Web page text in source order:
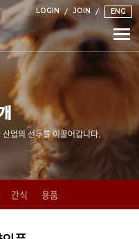
LOGIN JOIN ENG
업의 선두를 이끌어갑니다.
간식 용품